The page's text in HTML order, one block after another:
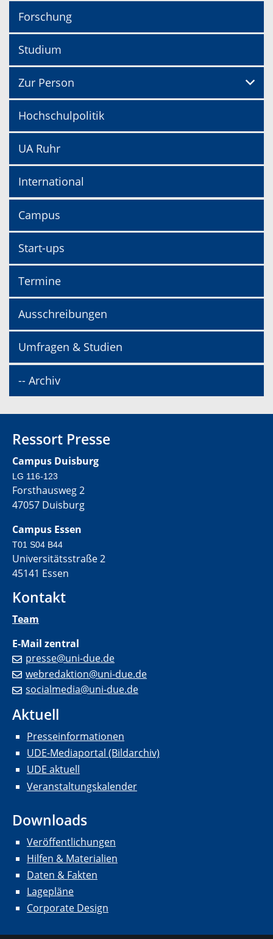
Forschung
Studium
Zur Person
Hochschulpolitik
UA Ruhr
International
Campus
Start-ups
Termine
Ausschreibungen
Umfragen & Studien
-- Archiv
Ressort Presse
Campus Duisburg
LG 116-123
Forsthausweg 2
47057 Duisburg
Campus Essen
T01 S04 B44
Universitätsstraße 2
45141 Essen
Kontakt
Team
E-Mail zentral
presse@uni-due.de
webredaktion@uni-due.de
socialmedia@uni-due.de
Aktuell
Presseinformationen
UDE-Mediaportal (Bildarchiv)
UDE aktuell
Veranstaltungskalender
Downloads
Veröffentlichungen
Hilfen & Materialien
Daten & Fakten
Lagepläne
Corporate Design